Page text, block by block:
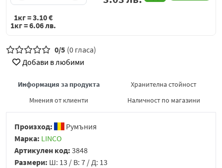
1кг =3.10€
1кг =6.06лв.
0/5 (0 гласа)
Добави в любими
Информация за продукта
Хранителна стойност
Мнения от клиенти
Наличност по магазини
Произход:
Румъния
Марка: LINCO
Артикулен код: 3848
Размери: Ш: 13 / В: 7 / Д: 13